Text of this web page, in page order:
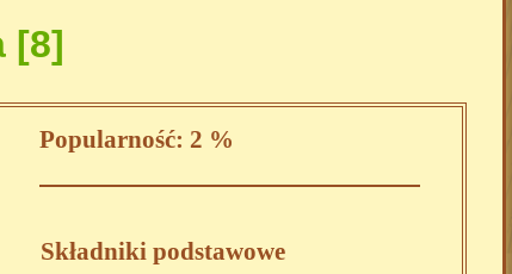
[8]
Popularność: 2 %
Składniki podstawowe